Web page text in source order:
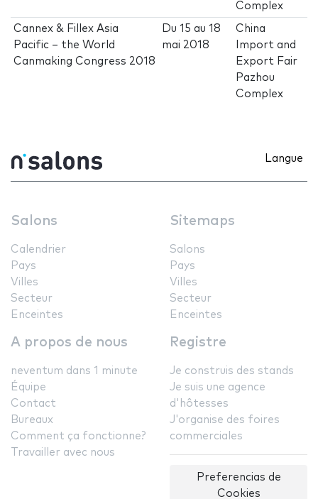
Complex
Cannex & Fillex Asia
Pacific – the World
Canmaking Congress 2018
Du15 au18
mai 2018
China
Import and
Export Fair
Pazhou
Complex
Langue
Salons
Calendrier
Pays
Villes
Secteur
Enceintes
Sitemaps
Salons
Pays
Villes
Secteur
Enceintes
A propos de nous
neventum dans 1 minute
Équipe
Contact
Bureaux
Comment ça fonctionne?
Travailler avec nous
Registre
Je construis des stands
Je suis une agence
d'hôtesses
J'organise des foires
commerciales
Preferencias de
Cookies